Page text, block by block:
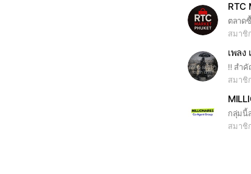
RTC
สมาชิ
เพลง
สมาชิ
สมาชิ